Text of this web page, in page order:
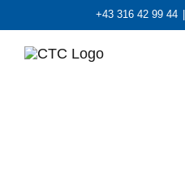
springen
+43 316 42 99 44